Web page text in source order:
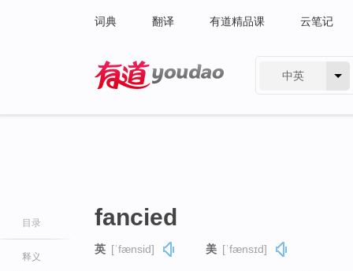
词典 翻译 有道精品课 云笔记
中英
目录
释义
fancied
英 [ˈfænsid] 美 [ˈfænsɪd]